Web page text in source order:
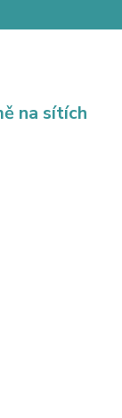
na sítích